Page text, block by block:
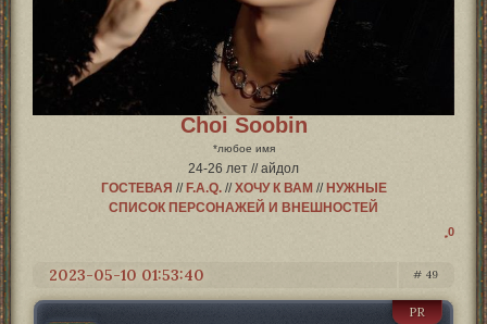
Choi Soobin
*любое имя
24-26 лет // айдол
ГОСТЕВАЯ //F.A.Q.//ХОЧУ К ВАМ//НУЖНЫЕ
СПИСОК ПЕРСОНАЖЕЙ И ВНЕШНОСТЕЙ
0
49
2023-05-10 01:53:40
PR